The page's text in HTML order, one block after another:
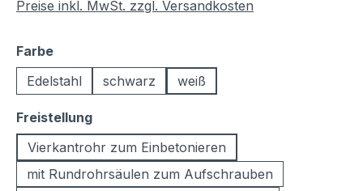
Preise inkl. MwSt. zzgl. Versandkosten
Farbeauswählen
Edelstahl
schwarz weiß
Freistellungauswählen
Vierkantrohr zum Einbetonieren
mit Rundrohrsäulen zum Aufschrauben